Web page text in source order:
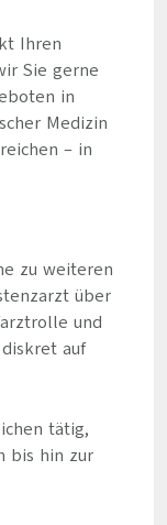
Ihren
Sie gerne
in
Medizin
– in
zu weiteren
über
und
auf
tätig,
bis hin zur